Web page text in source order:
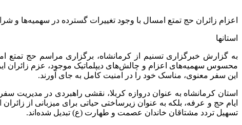
اعزام زائران حج تمتع امسال با وجود تغییرات گسترده در سهمیه‌ها و
استانها
به گزارش خبرگزاری تسنیم از کرمانشاه، برگزاری مراسم حج
محسوس سهمیه‌های اعزام و چالش‌های دیپلماتیک موجود، عزم زائران
این سفر معنوی، مناسک خود را در امنیت کامل به جای آورند.
استان کرمانشاه به عنوان دروازه‌ کربلا، نقشی راهبردی در مدیریت
ایام حج و عرفه، بلکه به عنوان زیرساختی حیاتی برای میزبانی از
تسهیل تردد مشتاقان خاندان عصمت و طهارت (ع) تبدیل شده‌اند.